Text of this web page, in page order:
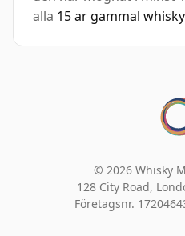
alla 15 ar gammal whisky
© 2026 Whisky
128 City Road,
Företagsnr.